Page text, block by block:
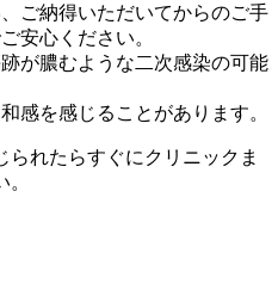
ご納得いただいてからのご手
安心ください。
が膿むような二次感染の可能
感を感じることがあります。
れたらすぐにクリニックま